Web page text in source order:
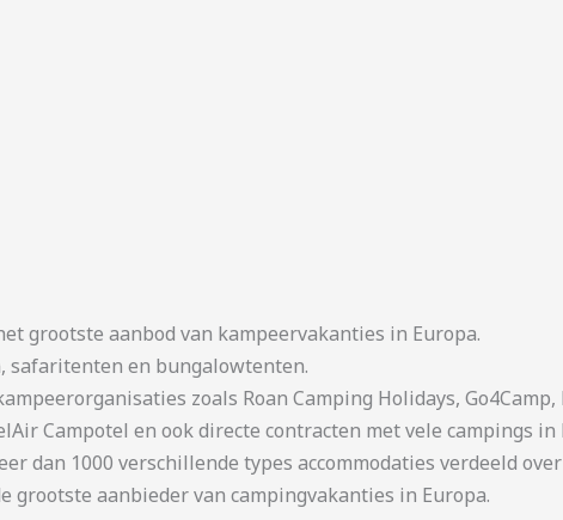
grootste aanbod van kampeervakanties in Europa.
safaritenten en bungalowtenten.
zoals Roan Camping Holidays, Go4Camp,
Campotel en ook directe contracten met vele campings in
dan 1000 verschillende types accommodaties verdeeld
grootste aanbieder van campingvakanties in Europa.